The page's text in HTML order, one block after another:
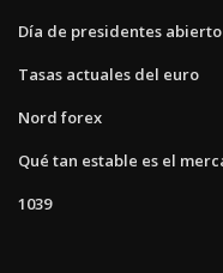
Día de presidentes
Tasas actuales del euro
Nord forex
Qué tan estable es el
1039